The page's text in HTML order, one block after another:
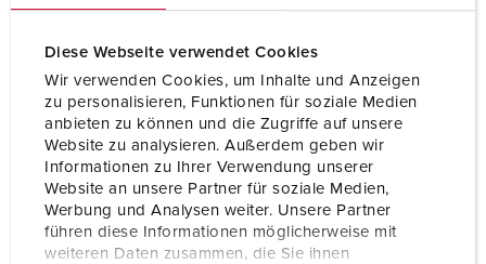
Diese Webseite verwendet Cookies
Wir verwenden Cookies, um Inhalte und Anzeigen
zu personalisieren, Funktionen für soziale Medien
anbieten zu können und die Zugriffe auf unsere
Website zu analysieren. Außerdem geben wir
Informationen zu Ihrer Verwendung unserer
Website an unsere Partner für soziale Medien,
Werbung und Analysen weiter. Unsere Partner
führen diese Informationen möglicherweise mit
weiteren Daten zusammen, die Sie ihnen